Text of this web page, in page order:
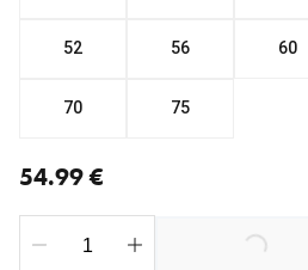
52 56 60
70 75
54.99 €
Loading...